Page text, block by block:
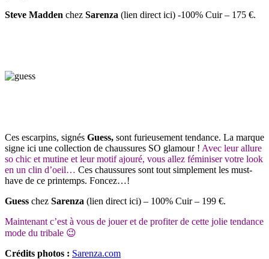
Steve Madden chez Sarenza (lien direct ici) -100% Cuir – 175 €.
Ces escarpins, signés Guess, sont furieusement tendance. La marque
signe ici une collection de chaussures SO glamour ! Avec leur allure
so chic et mutine et leur motif ajouré, vous allez féminiser votre look
en un clin d’oeil… Ces chaussures sont tout simplement les must-
have de ce printemps. Foncez…!
Guess chez Sarenza (lien direct ici) – 100% Cuir – 199 €.
Maintenant c’est à vous de jouer et de profiter de cette jolie tendance
mode du tribale 😉
Crédits photos : Sarenza.com